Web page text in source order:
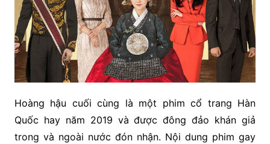
Hoàng hậu cuối cùng là một phim cổ trang Hàn
Quốc hay năm 2019 và được đông đảo khán giả
trong và ngoài nước đón nhận. Nội dung phim gay